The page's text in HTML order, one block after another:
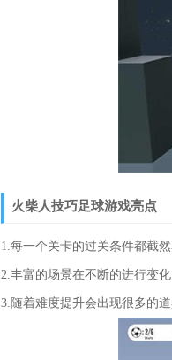
火柴人技巧足球游戏亮点
1.每一个关卡的过关条件都截
2.丰富的场景在不断的进行变
3.随着难度提升会出现很多的